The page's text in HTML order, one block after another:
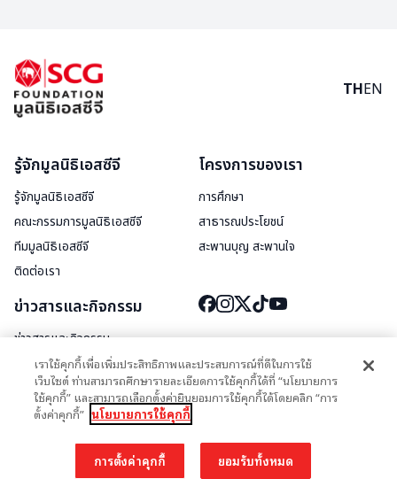
THEN
รู้จักมูลนิธิเอสซีจี
รู้จักมูลนิธิเอสซีจี
คณะกรรมการมูลนิธิเอสซีจี
ทีมมูลนิธิเอสซีจี
ติดต่อเรา
โครงการของเรา
การศึกษา
สาธารณประโยชน์
สะพานบุญ สะพานใจ
ข่าวสารและกิจกรรม
ข่าวสารและกิจกรรม
สื่อประชาสัมพันธ์
© 2026 มูลนิธิเอสซีจี SCG Foundation
นโยบายความเป็นส่วนตัว
เราใช้คุกกี้เพื่อเพิ่มประสิทธิภาพและประสบการณ์ที่ดีในการใช้
เว็บไซต์ ท่านสามารถศึกษารายละเอียดการใช้คุกกี้ได้ที่ “นโยบายการ
ใช้คุกกี้” และสามารถเลือกตั้งค่ายินยอมการใช้คุกกี้ได้โดยคลิก “การ
ตั้งค่าคุกกี้” นโยบายการใช้คุกกี้
การตั้งค่าคุกกี้ ยอมรับทั้งหมด